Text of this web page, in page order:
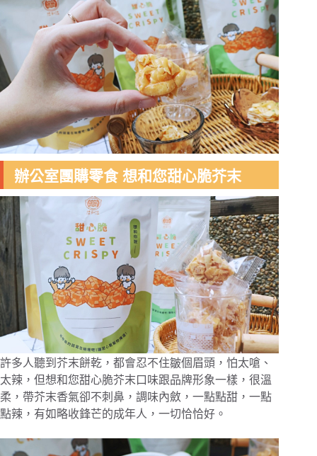
辦公室團購零食 想和您甜心脆芥末
許多人聽到芥末餅乾，都會忍不住皺個眉頭，怕太嗆、
太辣，但想和您甜心脆芥末口味跟品牌形象一樣，很溫
柔，帶芥末香氣卻不刺鼻，調味內斂，一點點甜，一點
點辣，有如略收鋒芒的成年人，一切恰恰好。